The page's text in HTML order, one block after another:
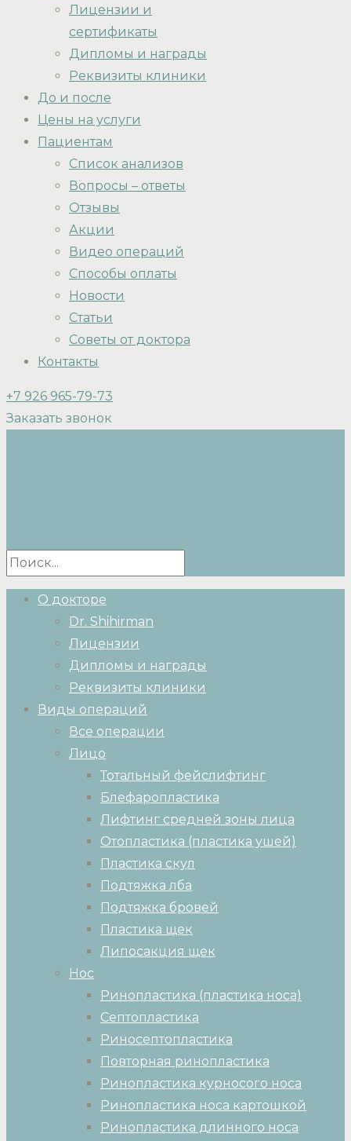
Лицензии и
сертификаты
Дипломы и награды
Реквизиты клиники
До и после
Цены на услуги
Пациентам
Список анализов
Вопросы – ответы
Отзывы
Акции
Видео операций
Способы оплаты
Новости
Статьи
Советы от доктора
Контакты
+7 926 965-79-73
Заказать звонок
О докторе
Dr. Shihirman
Лицензии
Дипломы и награды
Реквизиты клиники
Виды операций
Все операции
Лицо
Тотальный фейслифтинг
Блефаропластика
Лифтинг средней зоны лица
Отопластика (пластика ушей)
Пластика скул
Подтяжка лба
Подтяжка бровей
Пластика щек
Липосакция щек
Нос
Ринопластика (пластика носа)
Септопластика
Риносептопластика
Повторная ринопластика
Ринопластика курносого носа
Ринопластика носа картошкой
Ринопластика длинного носа